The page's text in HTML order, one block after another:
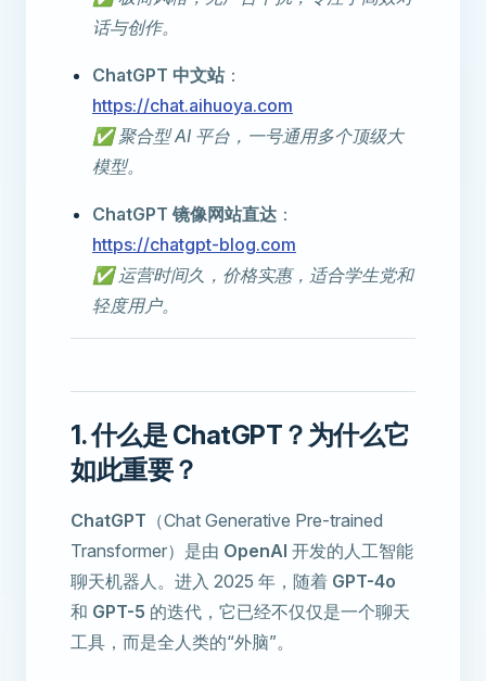
话与创作。
ChatGPT 中文站：
https://chat.aihuoya.com
✅ 聚合型 AI 平台，一号通用多个顶级大
模型。
ChatGPT 镜像网站直达 ：
https://chatgpt-blog.com
✅ 运营时间久，价格实惠，适合学生党和
轻度用户。
1. 什么是 ChatGPT？为什么它
如此重要？
ChatGPT （Chat Generative Pre-trained
Transformer）是由 OpenAI 开发的人工智能
聊天机器人。进入 2025 年，随着 GPT-4o
和 GPT-5 的迭代，它已经不仅仅是一个聊天
工具，而是全人类的“外脑”。